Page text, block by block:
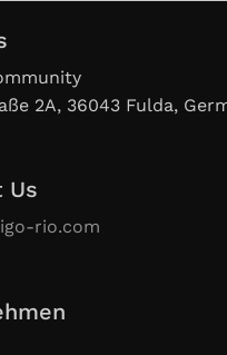
2A, 36043 Fulda,
Us
rio.com